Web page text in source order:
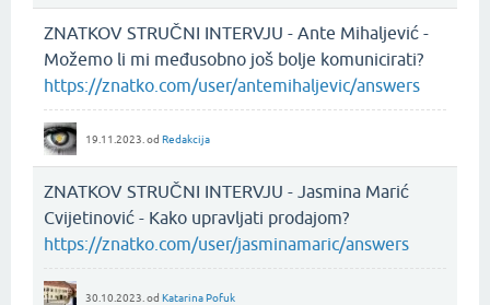
ZNATKOV STRUČNI INTERVJU - Ante Mihaljević -
Možemo li mi međusobno još bolje komunicirati?
https://znatko.com/user/antemihaljevic/answers
19.11.2023. od Redakcija
ZNATKOV STRUČNI INTERVJU - Jasmina Marić
Cvijetinović - Kako upravljati prodajom?
https://znatko.com/user/jasminamaric/answers
30.10.2023. od Katarina Pofuk